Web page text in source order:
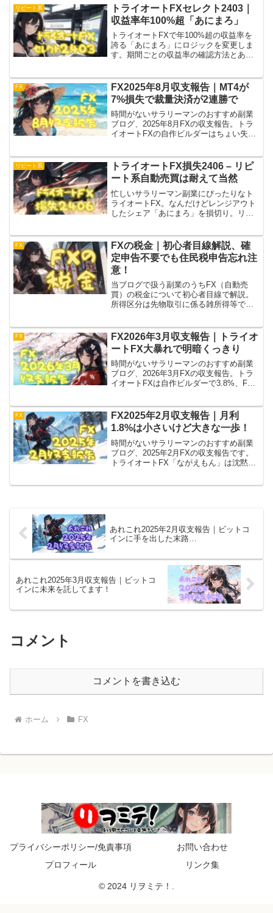
リピート系
トライオートFXセレクト2403｜
収益率年100%超「あにまろ」
トライオートFXで年100%超の収益率を
誇る「あにまろ」にロジックを変更しま
す。期間ごとの収益率の確認方法とあわ
副業ぴったりなFX自動売買にますます期
待が高まります！
FX
FX2025年8月収支報告｜MT4が
7%損失で裁量決済が2連勝で
時間がないサラリーマンのおすすめ副業
ブログ、2025年8月FXの収支報告。トラ
イオートFXの自作ビルダーはちょい失速
DMM FXの裁量決済は2連勝です！
リピート系
トライオートFX損失2406 – リピ
ート系自動売買は耐えて当然
忙しいサラリーマン副業にぴったりなト
ライオートFX。なんだけどレンジアウト
したシェア「あにまろ」を損切り。リピ
ェア「ながえもん」を動かしつつ、次回
レンジアウトに備える！
FX
FXの税金｜初心者目線解説、確
定申告不要でも住民税申告忘れ注
意！
当ブログで扱う副業のうちFX（自動売
買）の税金について初心者目線で解説。
所得区分は先物取引に係る雑所得等であ
告が不要だけど、その場合住民税の申告
が必要！要注意！
FX
FX2026年3月収支報告｜トライオ
ートFX大暴れで明暗くっきり
時間がないサラリーマンのおすすめ副業
ブログ、2026年3月FXの収支報告。トラ
イオートFXは自作ビルダーで3.8%、FX
不透明な状態が続いてます。
FX
FX2025年2月収支報告｜月利
1.8%は小さいけど大きな一歩！
時間がないサラリーマンのおすすめ副業
ブログ、2025年2月FXの収支報告です。
トライオートFX「ながえもん」は沈黙。
あれこれ2025年2月収支報告｜ビットコ
インに手を出した末路…
あれこれ2025年3月収支報告｜ビットコ
インに未来を託してます！
コメント
コメントを書き込む
ホーム FX
プライバシーポリシー/免責事項
お問い合わせ
プロフィール
リンク集
© 2024 リヲミテ！.